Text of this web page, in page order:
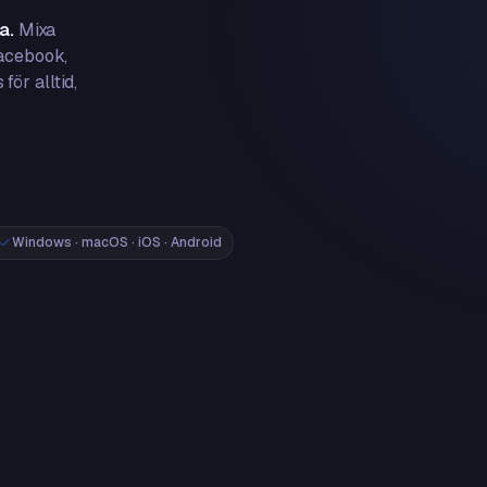
Mixa
för alltid,
Windows · macOS · iOS · Android